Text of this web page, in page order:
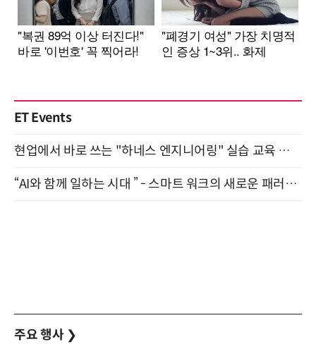
ET Events
현업에서 바로 쓰는 "하네스 엔지니어링" 실습 교육 워크숍 8월 20일 개최
“AI와 함께 일하는 시대 ” - 스마트 워크의 새로운 패러다임 (9/11)
주요 행사 ❯